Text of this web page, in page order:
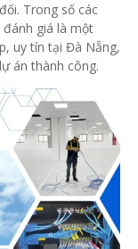
Trong số các
giá là một
uy tín tại Đà Nẵng,
án thành công.